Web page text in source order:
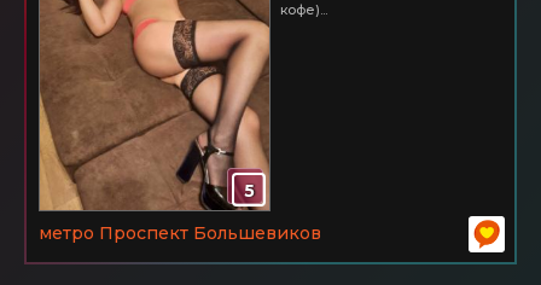
5
кофе)...
метро Проспект Большевиков